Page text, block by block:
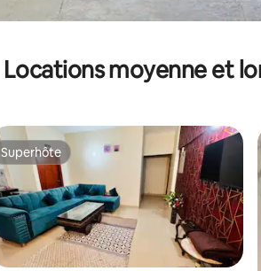
Locations moyenne et
Superhôte
Superhôte